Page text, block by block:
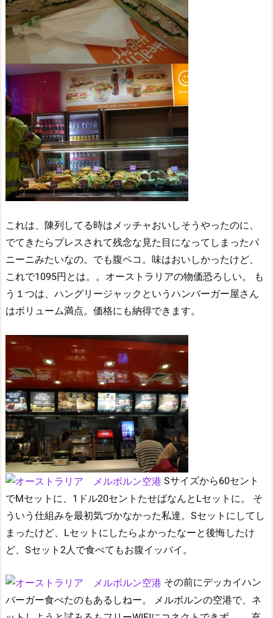
これは、陳列してる時はメッチャおいしそうやったのに、
でてきたらプレスされて残念な見た目になってしまったパ
ニーニみたいなの。でも腹ペコ。味はおいしかったけど、
これで1095円とは。。オーストラリアの物価恐ろしい。
も
う１つは、ハングリージャックというハンバーガー屋さん
はボリューム満点。価格にも納得できます。
Sサイズから60セント
でMセットに、1ドル20セントたせばなんとLセットに。
そ
ういう仕組みを最初気づかなかった私達。Sセットにしてし
まったけど、Lセットにしたらよかったなーと後悔したけ
ど、Sセット2人で食べてもお腹イッパイ。
その前にデッカイハン
バーガー食べたのもあるしねー。
メルボルンの空港で、ネ